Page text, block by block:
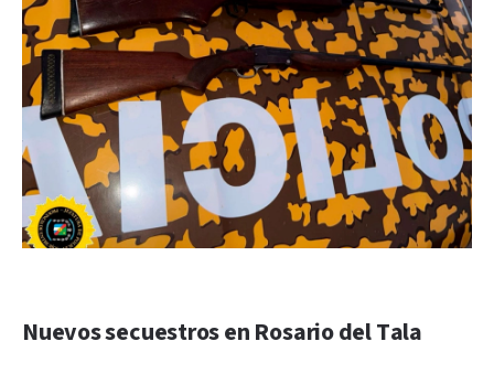
Nuevos secuestros en Rosario del Tala